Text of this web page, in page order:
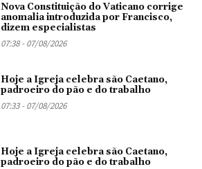
Nova Constituição do Vaticano corrige
anomalia introduzida por Francisco,
dizem especialistas
07:38 - 07/08/2026
Hoje a Igreja celebra são Caetano,
padroeiro do pão e do trabalho
07:33 - 07/08/2026
Hoje a Igreja celebra são Caetano,
padroeiro do pão e do trabalho